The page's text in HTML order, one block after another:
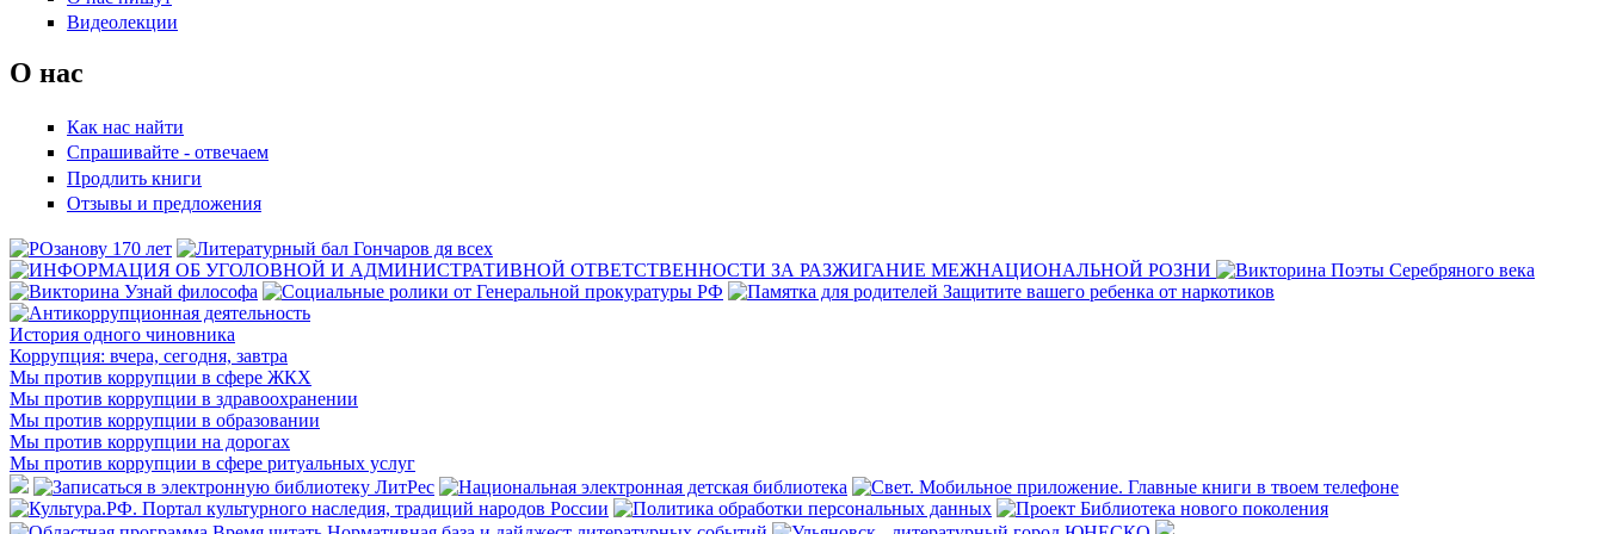
Видеолекции
О нас
Как нас найти
Спрашивайте - отвечаем
Продлить книги
Отзывы и предложения
История одного чиновника
Коррупция: вчера, сегодня, завтра
Мы против коррупции в сфере ЖКХ
Мы против коррупции в здравоохранении
Мы против коррупции в образовании
Мы против коррупции на дорогах
Мы против коррупции в сфере ритуальных услуг